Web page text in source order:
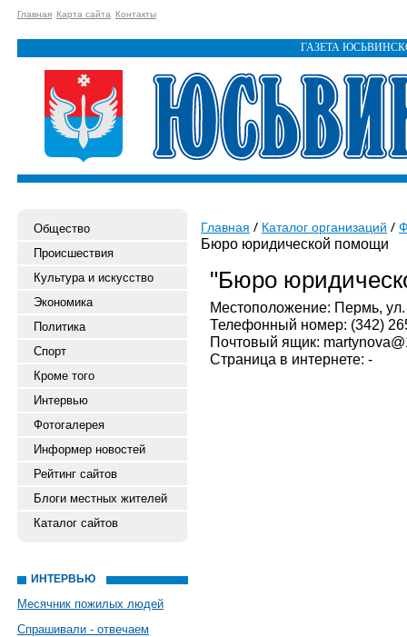
Главная Карта сайта Контакты
ГАЗЕТА
Общество
Происшествия
Культура и искусство
Экономика
Политика
Спорт
Кроме того
Интервью
Фотогалерея
Информер новостей
Рейтинг сайтов
Блоги местных жителей
Каталог сайтов
ИНТЕРВЬЮ
Месячник пожилых людей
Спрашивали - отвечаем
Главная Каталог организаций
Бюро юридической помощи
"Бюро
Местоположение: Пермь, ул.
Телефонный номер: (342)
Почтовый ящик:
Страница в интернете: -